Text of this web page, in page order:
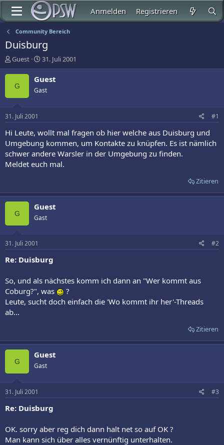
Anmelden Registrieren
Community Bereich
Duisburg
E
r
s
e
r
Guest
E
r
s
e
t
a
m
31. Juli 2001
G
Guest
Gast
31. Juli 2001 #1
Hi Leute, wollt mal fragen ob hier welche aus Duisburg und
Umgebung kommen, um Kontakte zu knüpfen. Es ist nämlich
schwer andere Warsler in der Umgebung zu finden.
Meldet euch mal.
Zitieren
G
Guest
Gast
31. Juli 2001 #2
Re: Duisburg
So, und als nächstes komm ich dann an "Wer kommt aus
Coburg?", was
?
Leute, sucht doch einfach die 'Wo kommt ihr her'-Threads
ab...
Zitieren
G
Guest
Gast
31. Juli 2001 #3
Re: Duisburg
OK. sorry aber reg dich dann halt net so auf OK ?
Man kann sich über alles vernünftig unterhalten.